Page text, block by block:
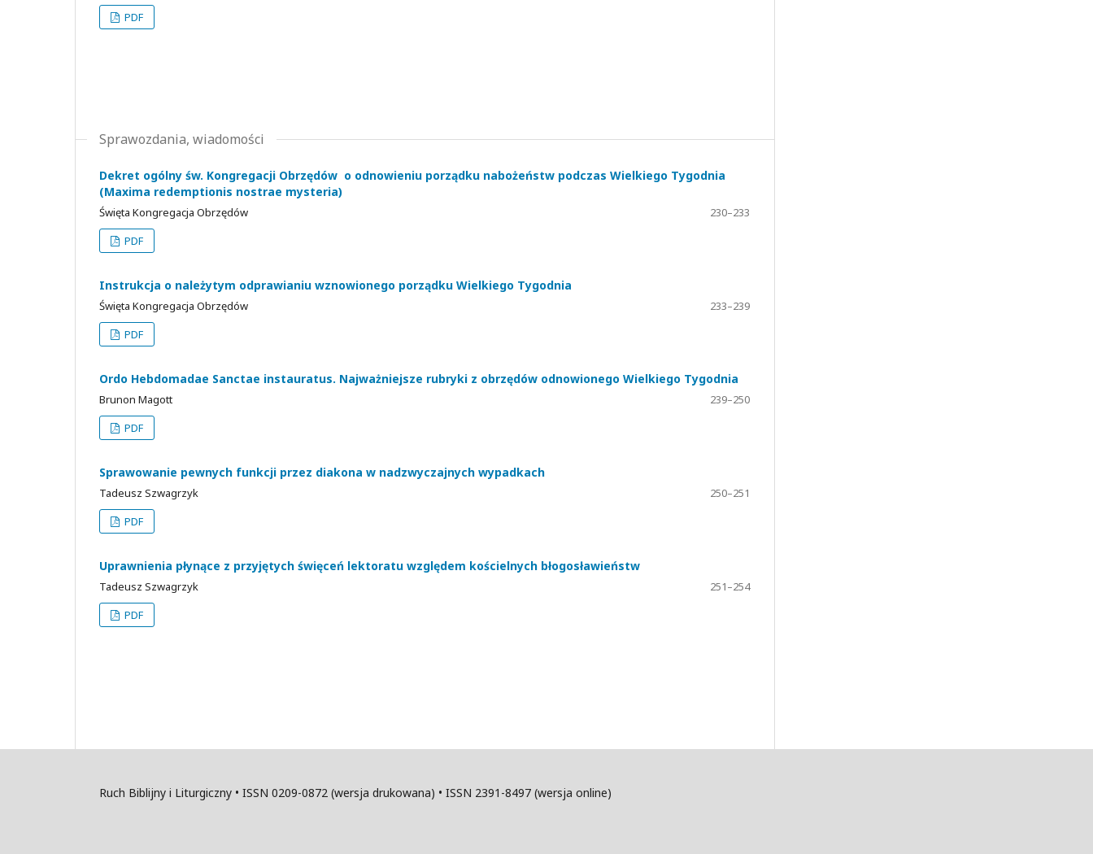
PDF
Sprawozdania, wiadomości
Dekret ogólny św. Kongregacji Obrzędów o odnowieniu porządku nabożeństw podczas Wielkiego Tygodnia
(Maxima redemptionis nostrae mysteria)
Święta Kongregacja Obrzędów
230–233
PDF
Instrukcja o należytym odprawianiu wznowionego porządku Wielkiego Tygodnia
Święta Kongregacja Obrzędów
233–239
PDF
Ordo Hebdomadae Sanctae instauratus. Najważniejsze rubryki z obrzędów odnowionego Wielkiego Tygodnia
Brunon Magott
239–250
PDF
Sprawowanie pewnych funkcji przez diakona w nadzwyczajnych wypadkach
Tadeusz Szwagrzyk
250–251
PDF
Uprawnienia płynące z przyjętych święceń lektoratu względem kościelnych błogosławieństw
Tadeusz Szwagrzyk
251–254
PDF
Ruch Biblijny i Liturgiczny • ISSN 0209-0872 (wersja drukowana) • ISSN 2391-8497 (wersja online)